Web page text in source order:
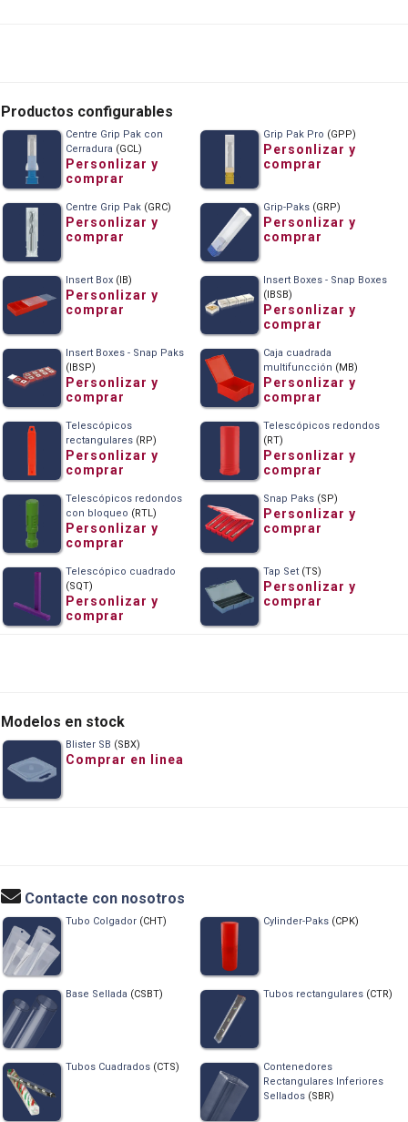
Productos configurables
Centre Grip Pak con
Cerradura (GCL)
Personlizar y
comprar
Grip Pak Pro (GPP)
Personlizar y
comprar
Centre Grip Pak (GRC)
Personlizar y
comprar
Grip-Paks (GRP)
Personlizar y
comprar
Insert Box (IB)
Personlizar y
comprar
Insert Boxes - Snap Boxes
(IBSB)
Personlizar y
comprar
Insert Boxes - Snap Paks
(IBSP)
Personlizar y
comprar
Caja cuadrada
multifuncción (MB)
Personlizar y
comprar
Telescópicos
rectangulares (RP)
Personlizar y
comprar
Telescópicos redondos
(RT)
Personlizar y
comprar
Telescópicos redondos
con bloqueo (RTL)
Personlizar y
comprar
Snap Paks (SP)
Personlizar y
comprar
Telescópico cuadrado
(SQT)
Personlizar y
comprar
Tap Set (TS)
Personlizar y
comprar
Modelos en stock
Blister SB (SBX)
Comprar en linea
Contacte con nosotros
Tubo Colgador (CHT) Cylinder-Paks (CPK)
Base Sellada (CSBT) Tubos rectangulares (CTR)
Tubos Cuadrados (CTS)
Contenedores
Rectangulares Inferiores
Sellados (SBR)